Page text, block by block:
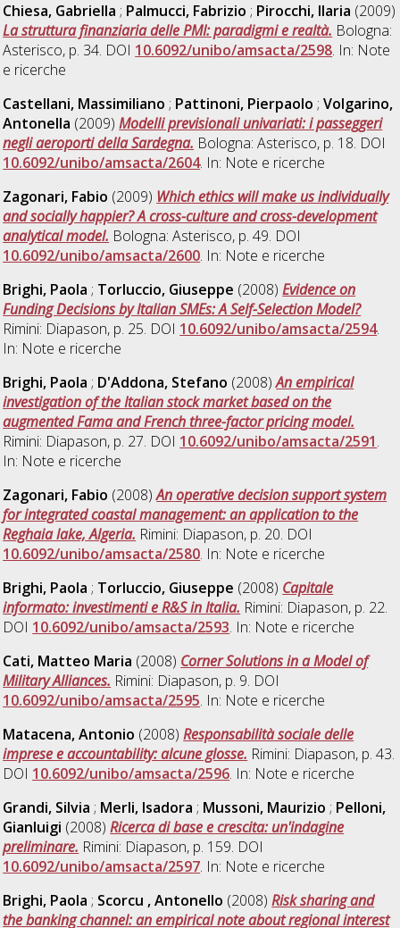
Chiesa, Gabriella ; Palmucci, Fabrizio ; Pirocchi, Ilaria (2009)
La struttura finanziaria delle PMI: paradigmi e realtà. Bologna:
Asterisco, p. 34. DOI 10.6092/unibo/amsacta/2598. In: Note
e ricerche
Castellani, Massimiliano ; Pattinoni, Pierpaolo ;Volgarino,
Antonella (2009)Modelli previsionali univariati: i passeggeri
negli aeroporti della Sardegna. Bologna: Asterisco, p. 18. DOI
10.6092/unibo/amsacta/2604. In: Note e ricerche
Zagonari, Fabio (2009) Which ethics will make us individually
and socially happier? A cross-culture and cross-development
analytical model. Bologna: Asterisco, p. 49. DOI
10.6092/unibo/amsacta/2600. In: Note e ricerche
Brighi, Paola ; Torluccio, Giuseppe (2008)Evidence on
Funding Decisions by Italian SMEs: A Self-Selection Model?
Rimini: Diapason, p. 25. DOI 10.6092/unibo/amsacta/2594.
In: Note e ricerche
Brighi, Paola ; D'Addona, Stefano (2008)An empirical
investigation of the Italian stock market based on the
augmented Fama and French three-factor pricing model.
Rimini: Diapason, p. 27. DOI 10.6092/unibo/amsacta/2591.
In: Note e ricerche
Zagonari, Fabio (2008)An operative decision support system
for integrated coastal management: an application to the
Reghaia lake, Algeria. Rimini: Diapason, p. 20. DOI
10.6092/unibo/amsacta/2580. In: Note e ricerche
Brighi, Paola ; Torluccio, Giuseppe (2008) Capitale
informato: investimenti e R&S in Italia. Rimini: Diapason, p. 22.
DOI 10.6092/unibo/amsacta/2593. In: Note e ricerche
Cati, Matteo Maria (2008) Corner Solutions in a Model of
Military Alliances. Rimini: Diapason, p. 9. DOI
10.6092/unibo/amsacta/2595. In: Note e ricerche
Matacena, Antonio (2008)Responsabilità sociale delle
imprese e accountability: alcune glosse. Rimini: Diapason, p. 43.
DOI 10.6092/unibo/amsacta/2596. In: Note e ricerche
Grandi, Silvia ; Merli, Isadora ; Mussoni, Maurizio ; Pelloni,
Gianluigi (2008)Ricerca di base e crescita: un'indagine
preliminare. Rimini: Diapason, p. 159. DOI
10.6092/unibo/amsacta/2597. In: Note e ricerche
Brighi, Paola ; Scorcu , Antonello (2008)Risk sharing and
the banking channel: an empirical note about regional interest